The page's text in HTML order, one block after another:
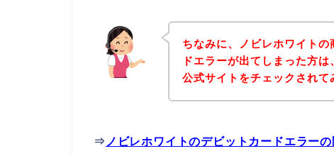
ちなみに、ノビレホワイト
ドエラーが出てしまった方
公式サイトをチェックされて
⇒ ノビレホワイトのデビットカードエラー